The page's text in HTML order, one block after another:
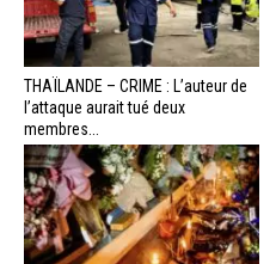
THAÏLANDE – CRIME : L’auteur de
l’attaque aurait tué deux
membres...